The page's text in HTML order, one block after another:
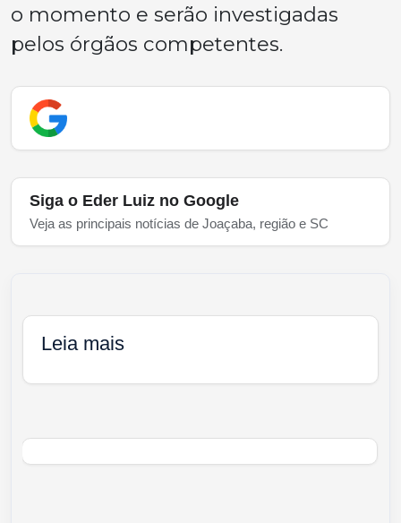
o momento e serão investigadas
pelos órgãos competentes.
Siga o Eder Luiz no Google
Veja as principais notícias de Joaçaba, região e SC
Leia mais